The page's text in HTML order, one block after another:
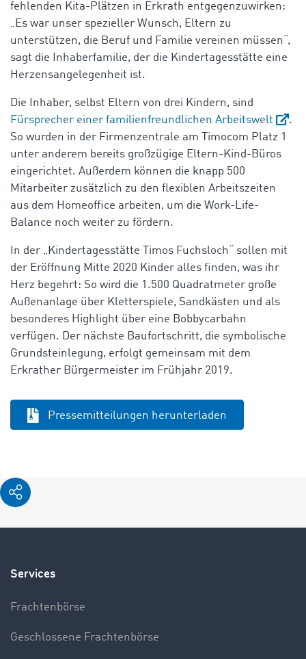
fehlenden Kita-Plätzen in Erkrath entgegenzuwirken:
„Es war unser spezieller Wunsch, Eltern zu
unterstützen, die Beruf und Familie vereinen müssen“,
sagt die Inhaberfamilie, der die Kindertagesstätte eine
Herzensangelegenheit ist.
Die Inhaber, selbst Eltern von drei Kindern, sind
Fürsprecher einer familienfreundlichen Arbeitswelt
.
So wurden in der Firmenzentrale am Timocom Platz 1
unter anderem bereits großzügige Eltern-Kind-Büros
eingerichtet. Außerdem können die knapp 500
Mitarbeiter zusätzlich zu den flexiblen Arbeitszeiten
aus dem Homeoffice arbeiten, um die Work-Life-
Balance noch weiter zu fördern.
In der „Kindertagesstätte Timos Fuchsloch“ sollen mit
der Eröffnung Mitte 2020 Kinder alles finden, was ihr
Herz begehrt: So wird die 1.500 Quadratmeter große
Außenanlage über Kletterspiele, Sandkästen und als
besonderes Highlight über eine Bobbycarbahn
verfügen. Der nächste Baufortschritt, die symbolische
Grundsteinlegung, erfolgt gemeinsam mit dem
Erkrather Bürgermeister im Frühjahr 2019.
Pressemitteilungen herunterladen
Services
Frachtenbörse
Geschlossene Frachtenbörse